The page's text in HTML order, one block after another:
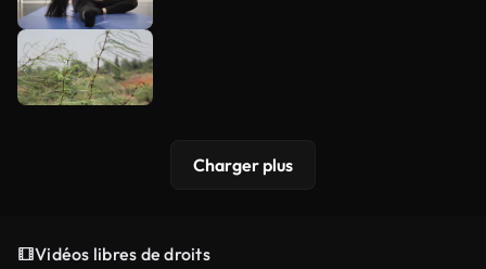
Charger plus
Vidéos libres de droits